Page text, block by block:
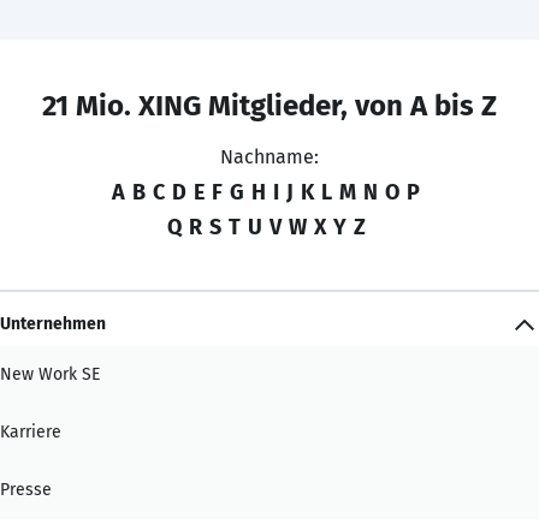
21 Mio. XING Mitglieder, von A bis Z
Nachname:
A B C D E F G H I J K L M N O P
Q R S T U V W X Y Z
Unternehmen
New Work SE
Karriere
Presse